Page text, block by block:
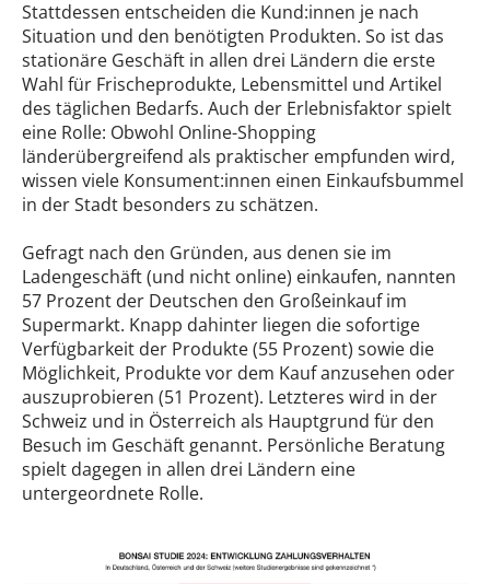
Stattdessen entscheiden die Kund:innen je nach
Situation und den benötigten Produkten. So ist das
stationäre Geschäft in allen drei Ländern die erste
Wahl für Frischeprodukte, Lebensmittel und Artikel
des täglichen Bedarfs. Auch der Erlebnisfaktor spielt
eine Rolle: Obwohl Online-Shopping
länderübergreifend als praktischer empfunden wird,
wissen viele Konsument:innen einen Einkaufsbummel
in der Stadt besonders zu schätzen.
Gefragt nach den Gründen, aus denen sie im
Ladengeschäft (und nicht online) einkaufen, nannten
57 Prozent der Deutschen den Großeinkauf im
Supermarkt. Knapp dahinter liegen die sofortige
Verfügbarkeit der Produkte (55 Prozent) sowie die
Möglichkeit, Produkte vor dem Kauf anzusehen oder
auszuprobieren (51 Prozent). Letzteres wird in der
Schweiz und in Österreich als Hauptgrund für den
Besuch im Geschäft genannt. Persönliche Beratung
spielt dagegen in allen drei Ländern eine
untergeordnete Rolle.